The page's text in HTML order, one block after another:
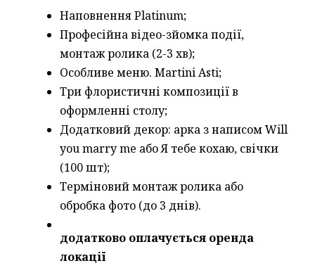
Наповнення Platinum;
Професійна відео-зйомка події,
монтаж ролика (2-3 хв);
Особливе меню. Martini Asti;
Три флористичні композиції в
оформленні столу;
Додатковий декор: арка з написом Will
you marry me або Я тебе кохаю, свічки
(100 шт);
Терміновий монтаж ролика або
обробка фото (до 3 днів).
додатково оплачується оренда
локації